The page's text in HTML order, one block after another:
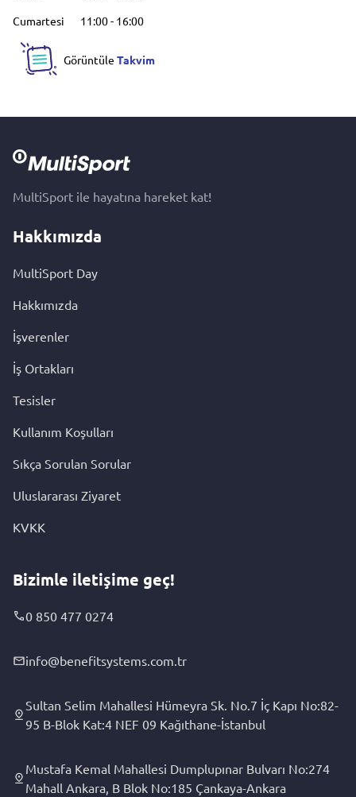
Cumartesi
11:00- 16:00
Görüntüle Takvim
MultiSport ile hayatına hareket kat!
Hakkımızda
MultiSport Day
Hakkımızda
İşverenler
İş Ortakları
Tesisler
Kullanım Koşulları
Sıkça Sorulan Sorular
Uluslararası Ziyaret
KVKK
Bizimle iletişime geç!
0 850 477 0274
info@benefitsystems.com.tr
Sultan Selim Mahallesi Hümeyra Sk. No.7 İç Kapı No:82-
95 B-Blok Kat:4 NEF 09 Kağıthane-İstanbul
Mustafa Kemal Mahallesi Dumplupınar Bulvarı No:274
Mahall Ankara, B Blok No:185 Çankaya-Ankara